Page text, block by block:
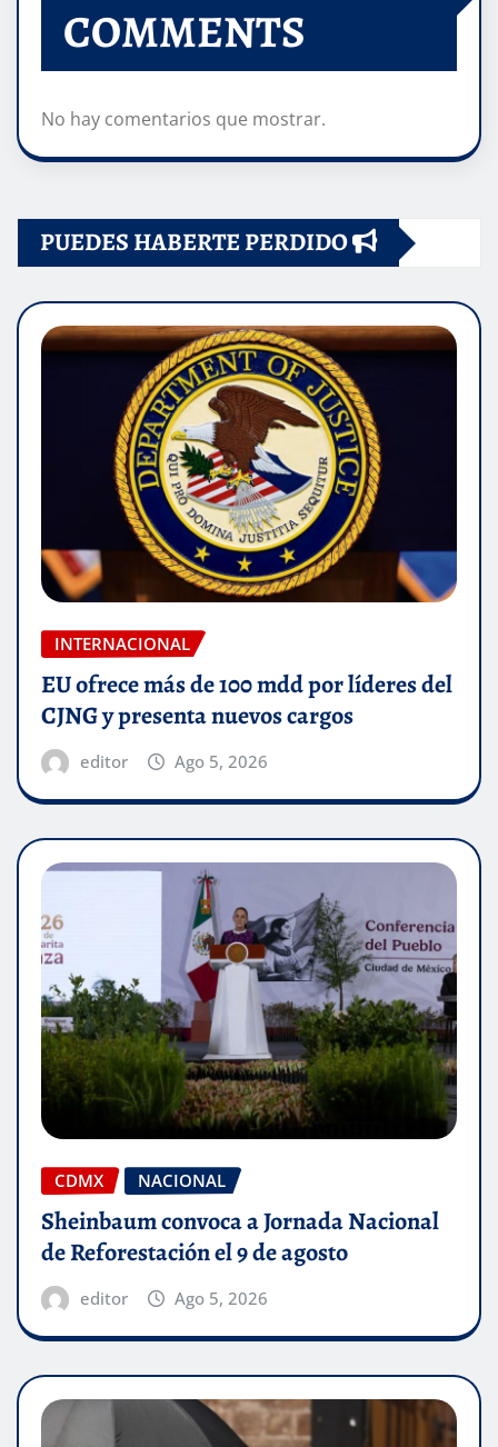
COMMENTS
No hay comentarios que mostrar.
PUEDES HABERTE PERDIDO
INTERNACIONAL
EU ofrece más de 100 mdd por líderes del
CJNG y presenta nuevos cargos
editor Ago 5, 2026
CDMX NACIONAL
Sheinbaum convoca a Jornada Nacional
de Reforestación el 9 de agosto
editor Ago 5, 2026